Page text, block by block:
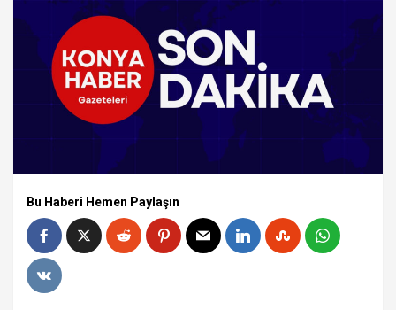
Bu Haberi Hemen Paylaşın